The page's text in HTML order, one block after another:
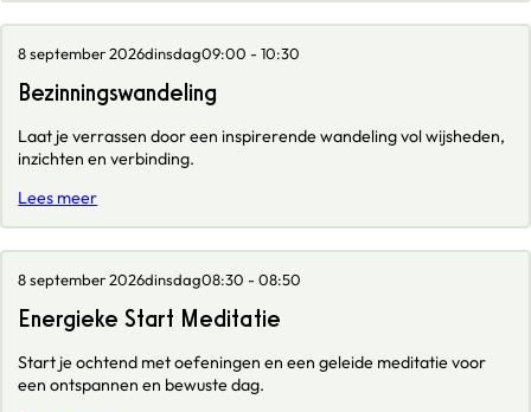
8 september 2026dinsdag09:00 - 10:30
Bezinningswandeling
Laat je verrassen door een inspirerende wandeling vol wijsheden,
inzichten en verbinding.
Lees meer
8 september 2026dinsdag08:30 - 08:50
Energieke Start Meditatie
Start je ochtend met oefeningen en een geleide meditatie voor
een ontspannen en bewuste dag.